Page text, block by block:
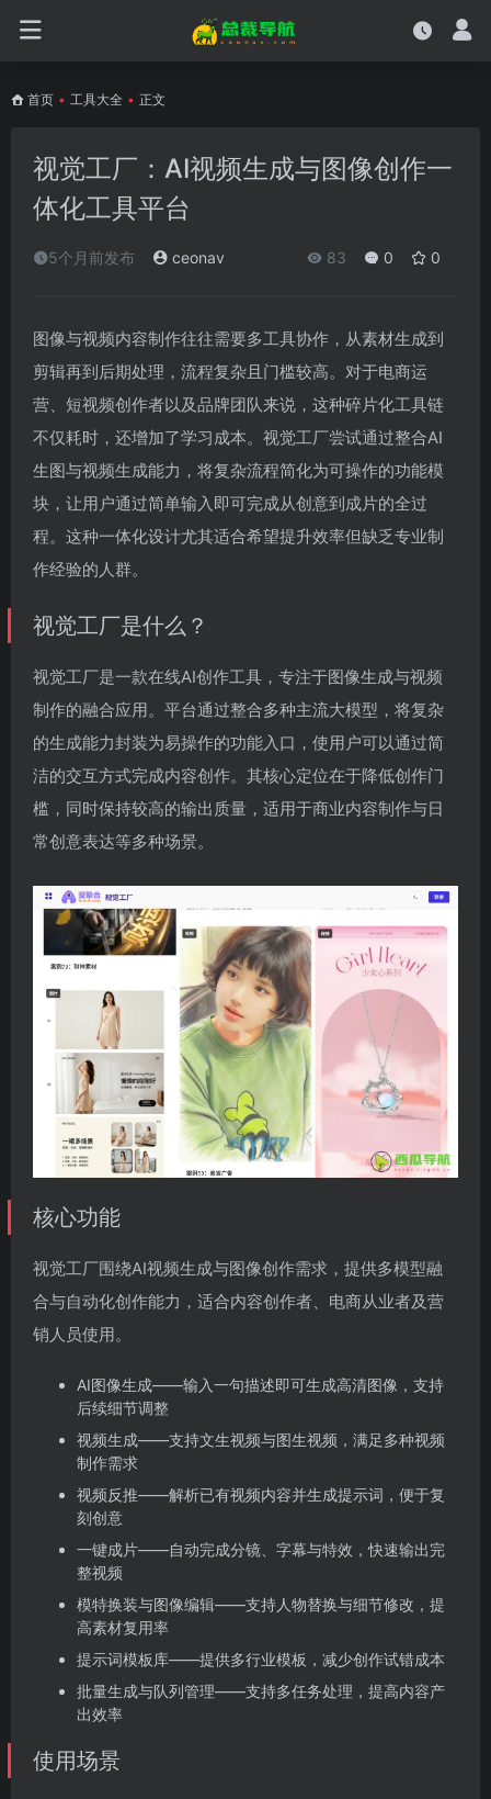
首页 • 工具大全 • 正文
视觉工厂：AI视频生成与图像创作一
体化工具平台
5个月前发布 ceonav 83 0 0
图像与视频内容制作往往需要多工具协作，从素材生成到
剪辑再到后期处理，流程复杂且门槛较高。对于电商运
营、短视频创作者以及品牌团队来说，这种碎片化工具链
不仅耗时，还增加了学习成本。视觉工厂尝试通过整合AI
生图与视频生成能力，将复杂流程简化为可操作的功能模
块，让用户通过简单输入即可完成从创意到成片的全过
程。这种一体化设计尤其适合希望提升效率但缺乏专业制
作经验的人群。
视觉工厂是什么？
视觉工厂是一款在线AI创作工具，专注于图像生成与视频
制作的融合应用。平台通过整合多种主流大模型，将复杂
的生成能力封装为易操作的功能入口，使用户可以通过简
洁的交互方式完成内容创作。其核心定位在于降低创作门
槛，同时保持较高的输出质量，适用于商业内容制作与日
常创意表达等多种场景。
核心功能
视觉工厂围绕AI视频生成与图像创作需求，提供多模型融
合与自动化创作能力，适合内容创作者、电商从业者及营
销人员使用。
AI图像生成——输入一句描述即可生成高清图像，支持
后续细节调整
视频生成——支持文生视频与图生视频，满足多种视频
制作需求
视频反推——解析已有视频内容并生成提示词，便于复
刻创意
一键成片——自动完成分镜、字幕与特效，快速输出完
整视频
模特换装与图像编辑——支持人物替换与细节修改，提
高素材复用率
提示词模板库——提供多行业模板，减少创作试错成本
批量生成与队列管理——支持多任务处理，提高内容产
出效率
使用场景